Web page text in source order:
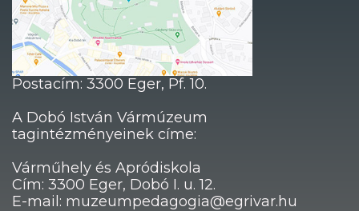
Postacím: 3300 Eger, Pf. 10.
A Dobó István Vármúzeum
tagintézményeinek címe:
Várműhely és Apródiskola
Cím: 3300 Eger, Dobó I. u. 12.
E-mail: muzeumpedagogia@egrivar.hu